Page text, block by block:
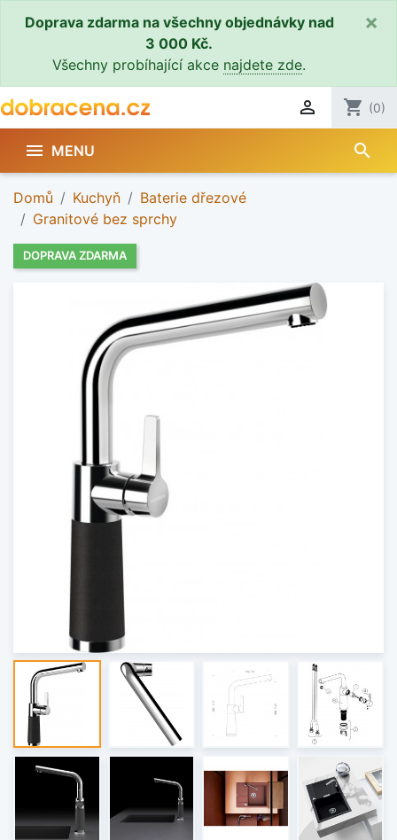
Doprava zdarma na všechny objednávky nad
3 000 Kč.
Všechny probíhající akce najdete zde.
×
 shopping_cart (0)
 MENU search
Domů Kuchyň
Baterie dřezové
Granitové bez sprchy
DOPRAVA ZDARMA